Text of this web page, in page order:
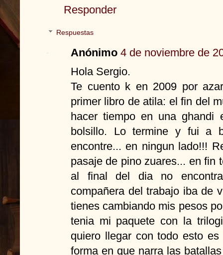
Responder
Respuestas
Anónimo 4 de noviembre de
Hola Sergio.
Te cuento k en 2009 por
primer libro de atila: el fin del
hacer tiempo en una ghandi
bolsillo. Lo termine y fui a
encontre... en ningun lado!!!
pasaje de pino zuares... en fin
al final del dia no
compañera del trabajo iba de
tienes cambiando mis pesos
tenia mi paquete con la
quiero llegar con todo esto
forma en que narra las